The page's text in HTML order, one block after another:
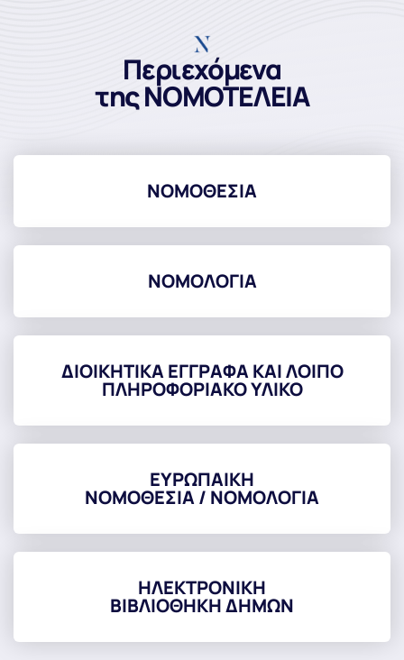
Περιεχόμενα
της ΝΟΜΟΤΕΛΕΙΑ
ΝΟΜΟΘΕΣΙΑ
ΝΟΜΟΛΟΓΙΑ
ΔΙΟΙΚΗΤΙΚΑ ΕΓΓΡΑΦΑ ΚΑΙ ΛΟΙΠΟ
ΠΛΗΡΟΦΟΡΙΑΚΟ ΥΛΙΚΟ
ΕΥΡΩΠΑΙΚΗ
ΝΟΜΟΘΕΣΙΑ / ΝΟΜΟΛΟΓΙΑ
ΗΛΕΚΤΡΟΝΙΚΗ
ΒΙΒΛΙΟΘΗΚΗ ΔΗΜΩΝ